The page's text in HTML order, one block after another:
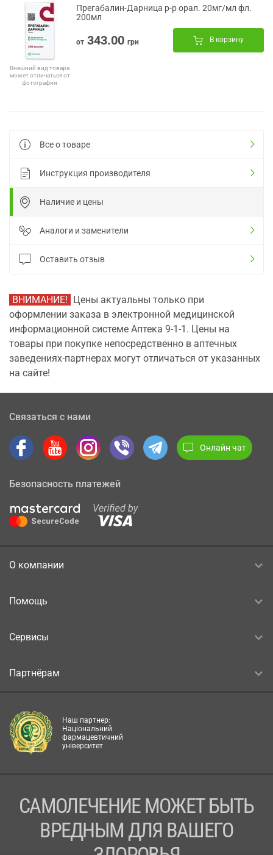
Внешний вид товара
может отличаться от
фотографии
Прегабалин-Дарница р-р орал. 20мг/мл фл.
200мл
от 343.00 грн В корзину
Все о товаре
Инструкция производителя
Наличие и цены
Аналоги и заменители
Оставить отзыв
ВНИМАНИЕ! Цены актуальны только при
оформлении заказа в электронной медицинской
информационной системе Аптека 9-1-1. Цены на
товары при покупке непосредственно в аптечных
заведениях-партнерах могут отличаться от указанных
на сайте!
Связаться с нами
Онлайн чат
Безопасность платежей
О компании
Помощь
Сервисы
Партнёрам
Наш партнер:
Національний
фармацевтичний
університет
САМОЛЕЧЕНИЕ МОЖЕТ БЫТЬ
ВРЕДНЫМ ДЛЯ ВАШЕГО